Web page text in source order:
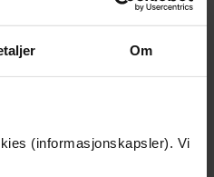
Om
(informasjonskapsler). Vi